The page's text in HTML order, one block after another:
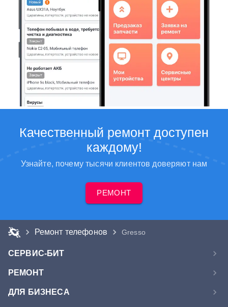
Качественный ремонт доступен
каждому!
Узнайте, почему тысячи клиентов доверяют нам
РЕМОНТ
Ремонт телефонов Gresso
СЕРВИС-БИТ
РЕМОНТ
ДЛЯ БИЗНЕСА